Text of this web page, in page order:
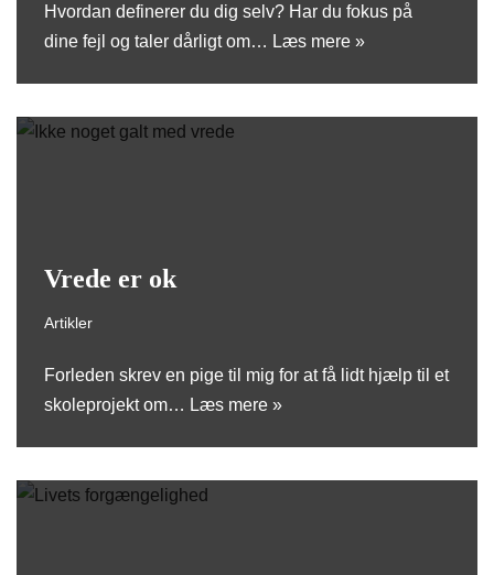
Hvordan definerer du dig selv? Har du fokus på
dine fejl og taler dårligt om… Læs mere »
Vrede er ok
Artikler
Forleden skrev en pige til mig for at få lidt hjælp til et
skoleprojekt om… Læs mere »